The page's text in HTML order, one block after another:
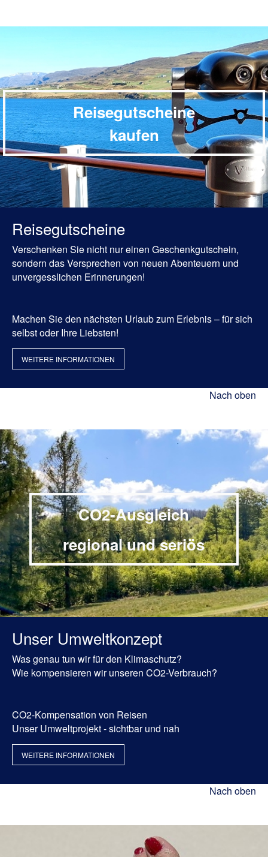
Reisegutscheine
kaufen
Reisegutscheine
Verschenken Sie nicht nur einen Geschenkgutschein,
sondern das Versprechen von neuen Abenteuern und
unvergesslichen Erinnerungen!
Machen Sie den nächsten Urlaub zum Erlebnis – für sich
selbst oder Ihre Liebsten!
WEITERE INFORMATIONEN
Nach oben
CO2-Ausgleich
regional und seriös
Unser Umweltkonzept
Was genau tun wir für den Klimaschutz?
Wie kompensieren wir unseren CO2-Verbrauch?
CO2-Kompensation von Reisen
Unser Umweltprojekt - sichtbar und nah
WEITERE INFORMATIONEN
Nach oben